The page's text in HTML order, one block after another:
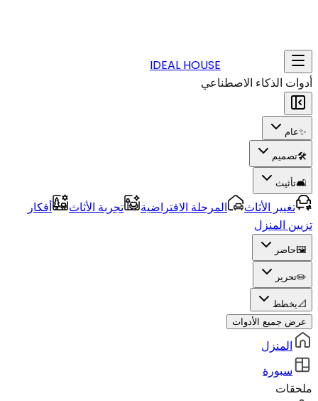
IDEAL HOUSE
أدوات الذكاء الاصطناعي
✨عام
🛠️تصميم
🛋️تأثيث
تغيير الأثاث المرحلة الافتراضية تجربة الأثاث
أفكار
تزيين المنزل
🖼️حاضر
✏️تحرير
📐يخطط
عرض جميع الأدوات
المنزل
سبورة
ملحقات